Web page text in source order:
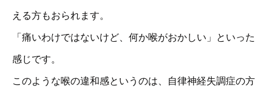
える方もおられます。
「痛いわけではないけど、何か喉がおかしい」といった
感じです。
このような喉の違和感というのは、自律神経失調症の方